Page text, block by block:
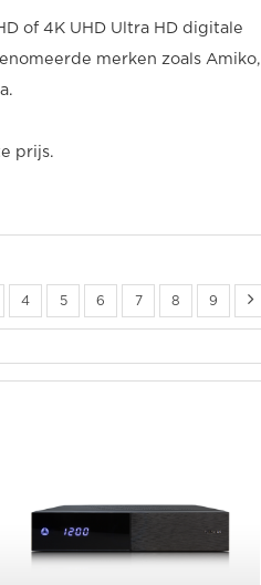
of 4K UHD Ultra HD digitale
merken zoals Amiko,
prijs.
4 5 6 7 8 9